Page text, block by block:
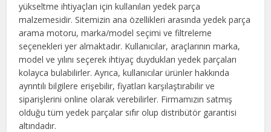
yükseltme ihtiyaçları için kullanılan yedek parça
malzemesidir. Sitemizin ana özellikleri arasında yedek parça
arama motoru, marka/model seçimi ve filtreleme
seçenekleri yer almaktadır. Kullanıcılar, araçlarının marka,
model ve yılını seçerek ihtiyaç duydukları yedek parçaları
kolayca bulabilirler. Ayrıca, kullanıcılar ürünler hakkında
ayrıntılı bilgilere erişebilir, fiyatları karşılaştırabilir ve
siparişlerini online olarak verebilirler. Firmamızın satmış
olduğu tüm yedek parçalar sıfır olup distribütör garantisi
altındadır.